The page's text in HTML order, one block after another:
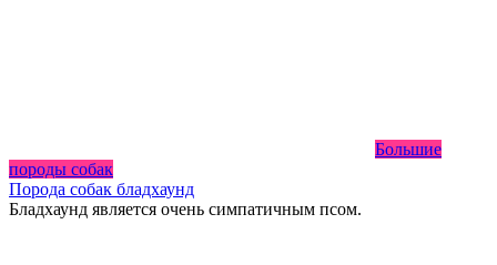
Большие
породы собак
Порода собак бладхаунд
Бладхаунд является очень симпатичным псом.